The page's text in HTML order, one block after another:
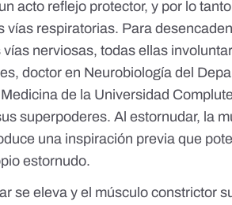
acto reflejo protector, y por lo
vías respiratorias. Para
vías nerviosas, todas ellas
, doctor en Neurobiología del
de la Universidad
superpoderes. Al estornudar, la
una inspiración previa que
estornudo.
se eleva y el músculo constrictor